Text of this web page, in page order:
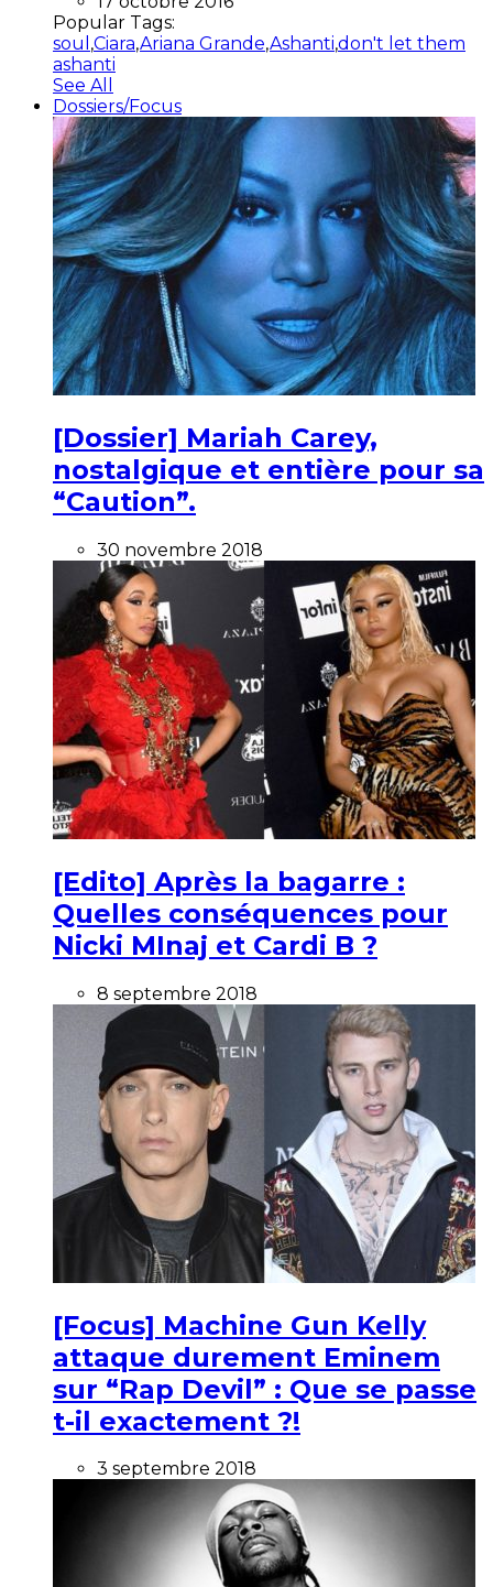
Popular Tags:
soul ,Ciara,Ariana Grande,Ashanti,don't let them
ashanti
See All
Dossiers/Focus
[Dossier] Mariah Carey,
nostalgique et entière pour sa
“Caution”.
30 novembre 2018
[Edito] Après la bagarre :
Quelles conséquences pour
Nicki MInaj et Cardi B ?
8 septembre 2018
[Focus] Machine Gun Kelly
attaque durement Eminem
sur “Rap Devil” : Que se passe
t-il exactement ?!
3 septembre 2018